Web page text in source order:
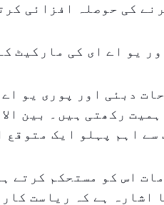
کی حوصلہ افزائی
یو اے ای کی مارکیٹ
دبئی اور پوری یو
رکھتی ہیں۔ بین
سے اہم پہلو ایک متوقع
اس کو مستحکم کرتے
اشارہ ہے کہ ریاست